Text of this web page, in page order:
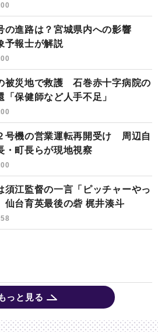
の進路は？宮城県内への影響
報士が解説
被災地で救護 石巻赤十字病院の
「保健師など人手不足」
号機の営業運転再開受け 周辺自
・町長らが現地視察
須江監督の一言「ピッチャーやっ
仙台育英最後の砦 梶井湊斗
っと見る